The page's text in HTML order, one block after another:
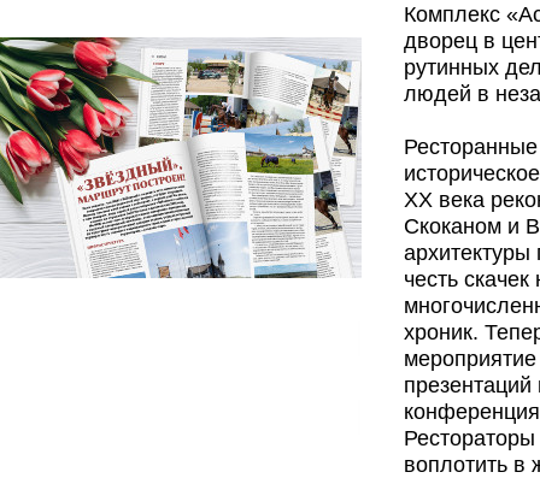
Комплекс
дворец в
рутинных
людей в
XX века
Скоканом и
архитектуры
честь
хроник.
воплотить